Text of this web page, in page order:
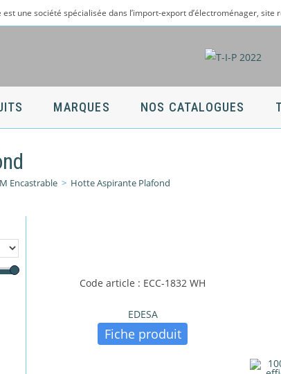
une société spécialisée dans l’import-export d’électroménager, site
MARQUES NOS CATALOGUES
Encastrable > Hotte Aspirante Plafond
3725 €
Code article : ECC-1832 WH
EDESA
Fiche produit